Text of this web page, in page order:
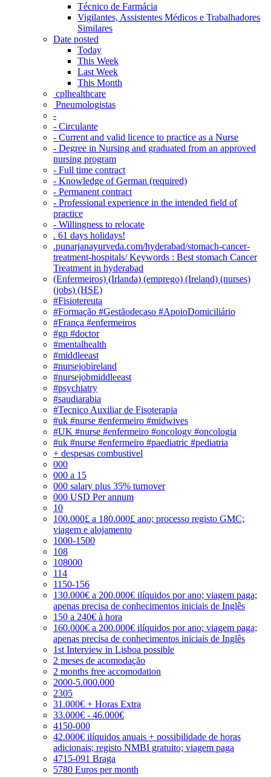
Técnico de Farmácia
Vigilantes, Assistentes Médicos e Trabalhadores
Similares
Date posted
Today
This Week
Last Week
This Month
‎ cplhealthcare‬
Pneumologistas
-
- Circulante
- Current and valid licence to practice as a Nurse
- Degree in Nursing and graduated from an approved
nursing program
- Full time contract
- Knowledge of German (required)
- Permanent contract
- Professional experience in the intended field of
practice
- Willingness to relocate
. 61 days holidays!
.punarjanayurveda.com/hyderabad/stomach-cancer-
treatment-hospitals/ Keywords : Best stomach Cancer
Treatment in hyderabad
(Enfermeiros) (Irlanda) (emprego) (Ireland) (nurses)
(jobs) (HSE)
#Fisiotereuta
#Formação #Gestãodecaso #ApoioDomiciliário
#França #enfermeiros
#gp #doctor
#mentalhealth
#middleeast
#nursejobireland
#nursejobmiddleeast
#psychiatry
#saudiarabia
#Tecnico Auxiliar de Fisoterapia
#uk #nurse #enfermeiro #midwives
#UK #nurse #enfermeiro #oncology #oncologia
#uk #nurse #enfermeiro #paediatric #pediatria
+ despesas combustivel
000
000 a 15
000 salary plus 35% turnover
000 USD Per annum
10
100.000£ a 180.000£ ano; processo registo GMC;
viagem e alojamento
1000-1500
108
108000
114
1150-156
130.000€ a 200.000€ ilíquidos por ano; viagem paga;
apenas precisa de conhecimentos iniciais de Inglês
150 a 240€ à hora
160.000€ a 200.000€ ilíquidos por ano; viagem paga;
apenas precisa de conhecimentos iniciais de Inglês
1st Interview in Lisboa possible
2 meses de acomodação
2 months free accomodation
2000-5.000.000
2305
31.000€ + Horas Extra
33.000€ - 46.000€
4150-000
42.000€ ilíquidos anuais + possibilidade de horas
adicionais; registo NMBI gratuito; viagem paga
4715-091 Braga
5780 Euros per month